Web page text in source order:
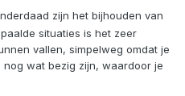
zijn het bijhouden van
situaties is het zeer
vallen, simpelweg omdat je
wat bezig zijn, waardoor je